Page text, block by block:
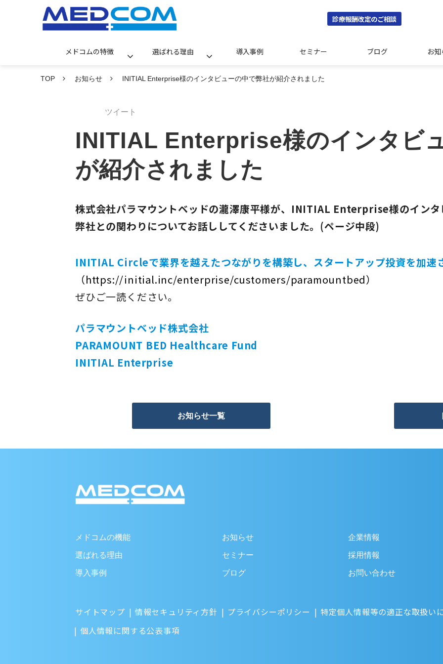
診療報酬改定のご相談
メドコムの特徴 選ばれる理由 導入事例 セミナー ブログ お
TOP お知らせ INITIAL Enterprise様のインタビューの中で弊社が紹介されました
ツイート
INITIAL Enterprise様のインタビ
が紹介されました
株式会社パラマウントベッドの瀧澤康平様が、INITIAL Enterprise様のインタ
弊社との関わりについてお話ししてくださいました。(ページ中段)
INITIAL Circleで業界を越えたつながりを構築し、スタートアップ投資を加速
（https://initial.inc/enterprise/customers/paramountbed）
ぜひご一読ください。
パラマウントベッド株式会社
PARAMOUNT BED Healthcare Fund
INITIAL Enterprise
お知らせ一覧
メドコムの機能
選ばれる理由
導入事例
お知らせ
セミナー
ブログ
企業情報
採用情報
お問い合わせ
サイトマップ 情報セキュリティ方針 プライバシーポリシー
特定個人情報等の適正な取扱い
個人情報に関する公表事項